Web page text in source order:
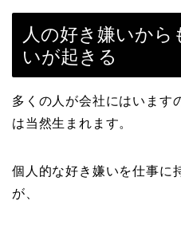
人の好き嫌いから
いが起きる
多くの人が会社にはいます
は当然生まれます。
個人的な好き嫌いを仕事に
が、